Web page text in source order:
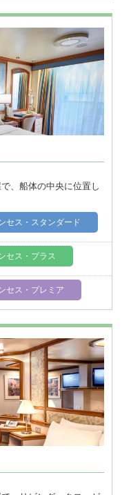
、船体の中央に位置し
セス・スタンダード
セス・プラス
セス・プレミア